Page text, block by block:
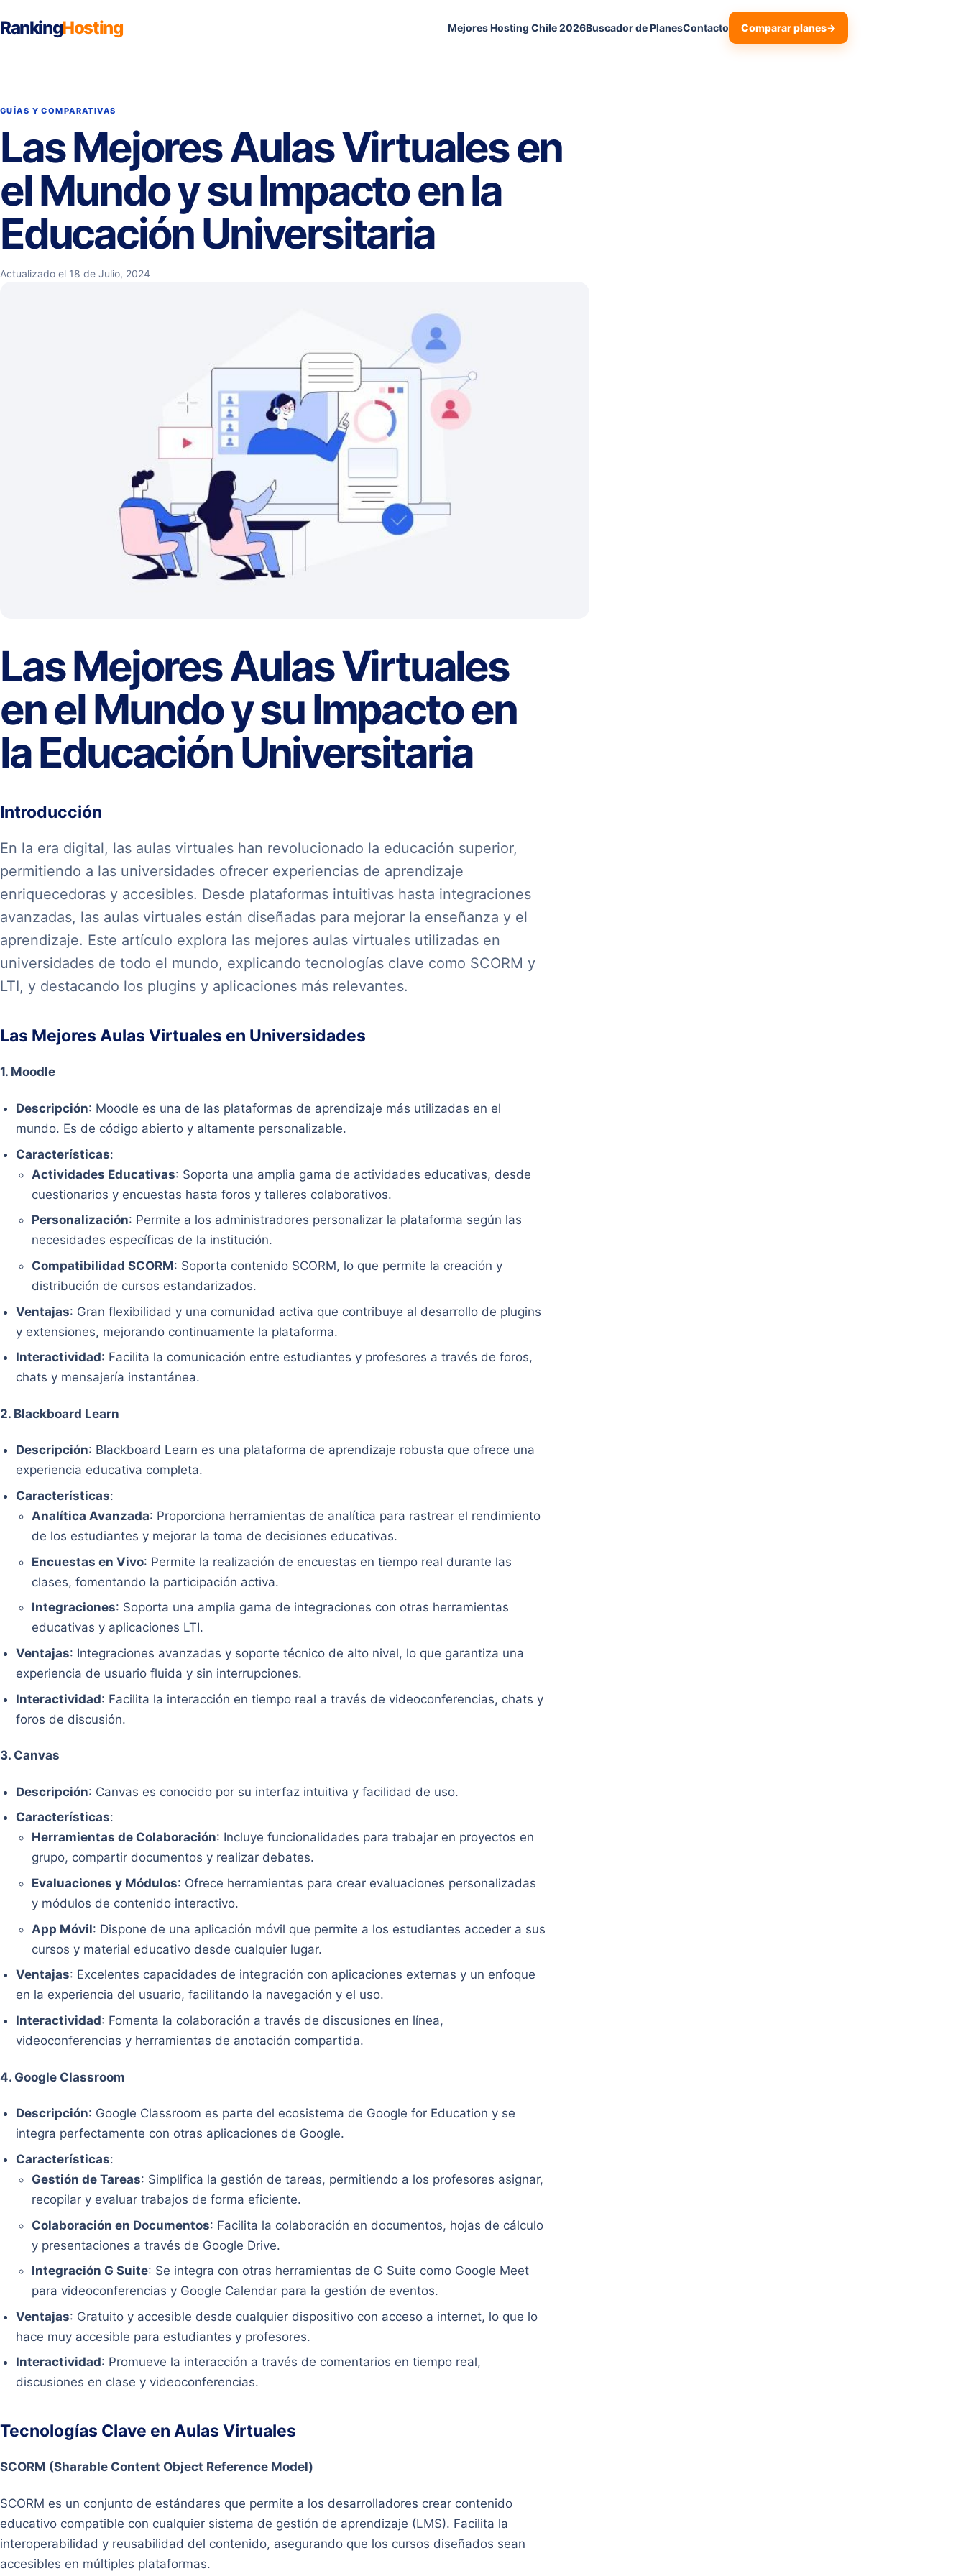
RankingHosting Mejores Hosting Chile 2026Buscador de PlanesContacto Comparar planes→
GUÍAS Y COMPARATIVAS
Las Mejores Aulas Virtuales en
el Mundo y su Impacto en la
Educación Universitaria
Actualizado el 18 de Julio, 2024
Las Mejores Aulas Virtuales
en el Mundo y su Impacto en
la Educación Universitaria
Introducción
En la era digital, las aulas virtuales han revolucionado la educación superior,
permitiendo a las universidades ofrecer experiencias de aprendizaje
enriquecedoras y accesibles. Desde plataformas intuitivas hasta integraciones
avanzadas, las aulas virtuales están diseñadas para mejorar la enseñanza y el
aprendizaje. Este artículo explora las mejores aulas virtuales utilizadas en
universidades de todo el mundo, explicando tecnologías clave como SCORM y
LTI, y destacando los plugins y aplicaciones más relevantes.
Las Mejores Aulas Virtuales en Universidades
1. Moodle
Descripción: Moodle es una de las plataformas de aprendizaje más utilizadas en el
mundo. Es de código abierto y altamente personalizable.
Características:
Actividades Educativas: Soporta una amplia gama de actividades educativas, desde
cuestionarios y encuestas hasta foros y talleres colaborativos.
Personalización: Permite a los administradores personalizar la plataforma según las
necesidades específicas de la institución.
Compatibilidad SCORM: Soporta contenido SCORM, lo que permite la creación y
distribución de cursos estandarizados.
Ventajas: Gran flexibilidad y una comunidad activa que contribuye al desarrollo de plugins
y extensiones, mejorando continuamente la plataforma.
Interactividad: Facilita la comunicación entre estudiantes y profesores a través de foros,
chats y mensajería instantánea.
2. Blackboard Learn
Descripción: Blackboard Learn es una plataforma de aprendizaje robusta que ofrece una
experiencia educativa completa.
Características:
Analítica Avanzada: Proporciona herramientas de analítica para rastrear el rendimiento
de los estudiantes y mejorar la toma de decisiones educativas.
Encuestas en Vivo: Permite la realización de encuestas en tiempo real durante las
clases, fomentando la participación activa.
Integraciones: Soporta una amplia gama de integraciones con otras herramientas
educativas y aplicaciones LTI.
Ventajas: Integraciones avanzadas y soporte técnico de alto nivel, lo que garantiza una
experiencia de usuario fluida y sin interrupciones.
Interactividad: Facilita la interacción en tiempo real a través de videoconferencias, chats y
foros de discusión.
3. Canvas
Descripción: Canvas es conocido por su interfaz intuitiva y facilidad de uso.
Características:
Herramientas de Colaboración: Incluye funcionalidades para trabajar en proyectos en
grupo, compartir documentos y realizar debates.
Evaluaciones y Módulos: Ofrece herramientas para crear evaluaciones personalizadas
y módulos de contenido interactivo.
App Móvil: Dispone de una aplicación móvil que permite a los estudiantes acceder a sus
cursos y material educativo desde cualquier lugar.
Ventajas: Excelentes capacidades de integración con aplicaciones externas y un enfoque
en la experiencia del usuario, facilitando la navegación y el uso.
Interactividad: Fomenta la colaboración a través de discusiones en línea,
videoconferencias y herramientas de anotación compartida.
4. Google Classroom
Descripción: Google Classroom es parte del ecosistema de Google for Education y se
integra perfectamente con otras aplicaciones de Google.
Características:
Gestión de Tareas: Simplifica la gestión de tareas, permitiendo a los profesores asignar,
recopilar y evaluar trabajos de forma eficiente.
Colaboración en Documentos: Facilita la colaboración en documentos, hojas de cálculo
y presentaciones a través de Google Drive.
Integración G Suite: Se integra con otras herramientas de G Suite como Google Meet
para videoconferencias y Google Calendar para la gestión de eventos.
Ventajas: Gratuito y accesible desde cualquier dispositivo con acceso a internet, lo que lo
hace muy accesible para estudiantes y profesores.
Interactividad: Promueve la interacción a través de comentarios en tiempo real,
discusiones en clase y videoconferencias.
Tecnologías Clave en Aulas Virtuales
SCORM (Sharable Content Object Reference Model)
SCORM es un conjunto de estándares que permite a los desarrolladores crear contenido
educativo compatible con cualquier sistema de gestión de aprendizaje (LMS). Facilita la
interoperabilidad y reusabilidad del contenido, asegurando que los cursos diseñados sean
accesibles en múltiples plataformas.